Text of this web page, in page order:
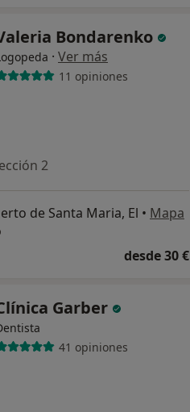
Bondarenko
· Ver más
11 opiniones
2
de Santa Maria, El • Mapa
desde 30 €
Garber
41 opiniones